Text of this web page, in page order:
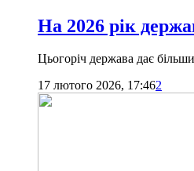
На 2026 рік
Цьогоріч держава дає
17 лютого 2026, 17:462